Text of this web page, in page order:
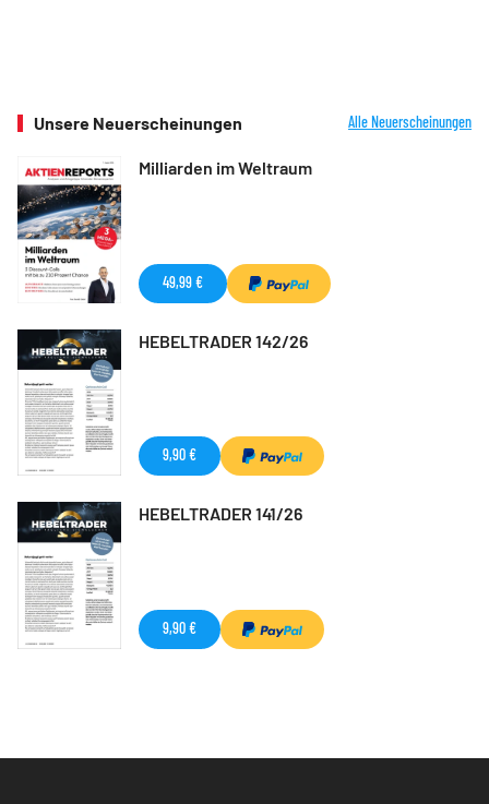
Unsere Neuerscheinungen Alle Neuerscheinungen
Milliarden im Weltraum
49,99 €
HEBELTRADER 142/26
9,90 €
HEBELTRADER 141/26
9,90 €